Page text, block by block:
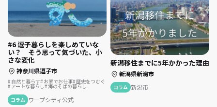
#6 逗子暮らしを楽しめていな
い？ そう思って気づいた、小
さな変化
神奈川県逗子市
自然と暮らす お家でお仕事 歴史をつむぐ
アートな暮らし 海のそばの暮らし
コラム ワープシティ公式
新潟移住までに5年かかった理由
新潟県新潟市
コラム 新潟市